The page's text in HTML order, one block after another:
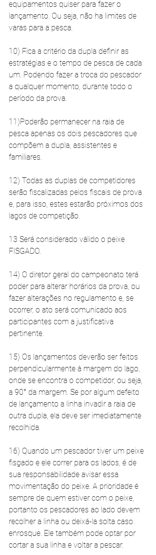
equipamentos quiser para fazer o
lançamento. Ou seja, não ha limites de
varas para a pesca.
10) Fica a critério da dupla definir as
estratégias e o tempo de pesca de cada
um. Podendo fazer a troca do pescador
a qualquer momento, durante todo o
período da prova.
11)Poderão permanecer na raia de
pesca apenas os dois pescadores que
compõem a dupla, assistentes e
familiares.
12) Todas as duplas de competidores
serão fiscalizadas pelos fiscais de prova
e, para isso, estes estarão próximos dos
lagos de competição.
13 Será considerado válido o peixe
FISGADO.
14) O diretor geral do campeonato terá
poder para alterar horários da prova, ou
fazer alterações no regulamento e, se
ocorrer, o ato será comunicado aos
participantes com a justificativa
pertinente.
15) Os lançamentos deverão ser feitos
perpendicularmente à margem do lago,
onde se encontra o competidor, ou seja,
a 90° da margem. Se por algum defeito
de lançamento a linha invadir a raia de
outra dupla, ela deve ser imediatamente
recolhida.
16) Quando um pescador tiver um peixe
fisgado e ele correr para os lados, é de
sua responsabilidade avisar essa
movimentação do peixe. A prioridade é
sempre de quem estiver com o peixe,
portanto os pescadores ao lado devem
recolher a linha ou deixá-la solta caso
enrosque. Ele também pode optar por
cortar a sua linha e voltar a pescar.